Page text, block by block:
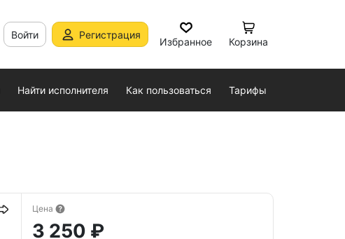
Войти Регистрация
Избранное Корзина
Найти исполнителя Как пользоваться Тарифы
Цена
3 250 ₽